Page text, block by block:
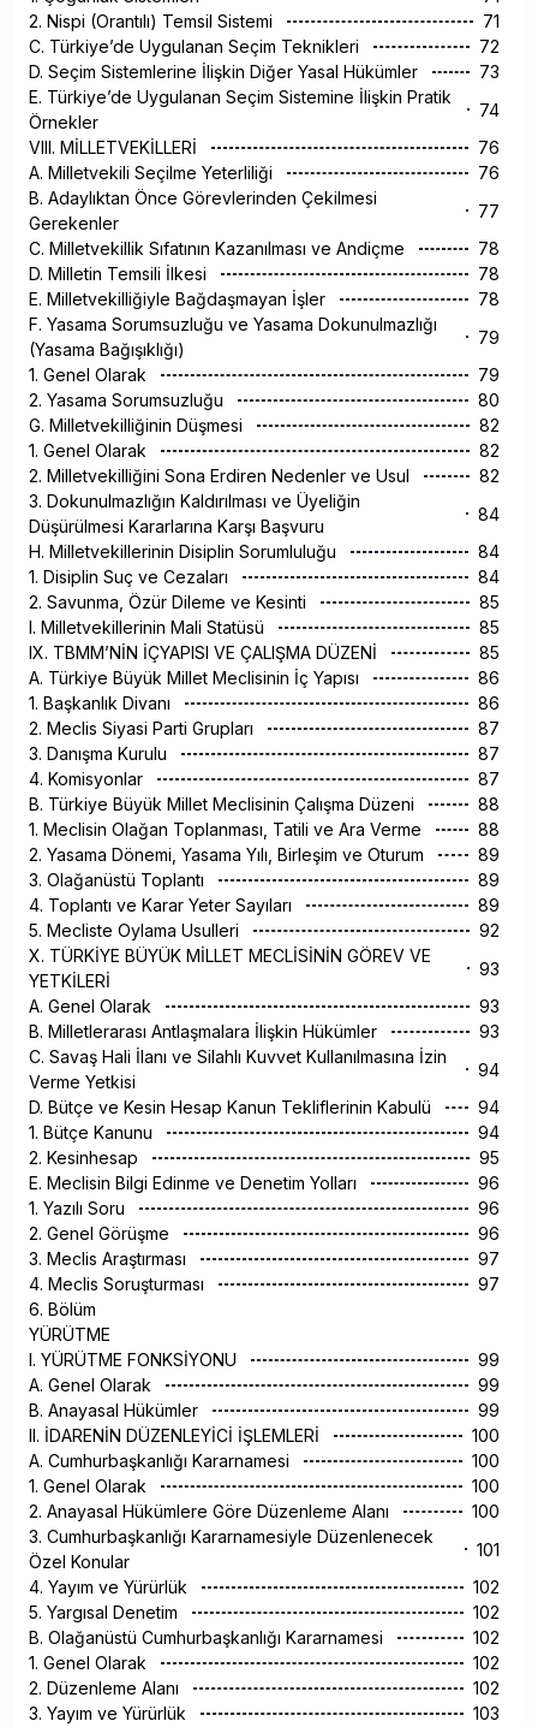
2. Nispi (Orantılı) Temsil Sistemi
71
C. Türkiye’de Uygulanan Seçim Teknikleri
72
D. Seçim Sistemlerine İlişkin Diğer Yasal Hükümler
73
E. Türkiye’de Uygulanan Seçim Sistemine İlişkin Pratik
Örnekler
74
VIII. MİLLETVEKİLLERİ
76
A. Milletvekili Seçilme Yeterliliği
76
B. Adaylıktan Önce Görevlerinden Çekilmesi
Gerekenler
77
C. Milletvekillik Sıfatının Kazanılması ve Andiçme
78
D. Milletin Temsili İlkesi
78
E. Milletvekilliğiyle Bağdaşmayan İşler
78
F. Yasama Sorumsuzluğu ve Yasama Dokunulmazlığı
(Yasama Bağışıklığı)
79
1. Genel Olarak
79
2. Yasama Sorumsuzluğu
80
G. Milletvekilliğinin Düşmesi
82
1. Genel Olarak
82
2. Milletvekilliğini Sona Erdiren Nedenler ve Usul
82
3. Dokunulmazlığın Kaldırılması ve Üyeliğin
Düşürülmesi Kararlarına Karşı Başvuru
84
H. Milletvekillerinin Disiplin Sorumluluğu
84
1. Disiplin Suç ve Cezaları
84
2. Savunma, Özür Dileme ve Kesinti
85
I. Milletvekillerinin Mali Statüsü
85
IX. TBMM’NİN İÇYAPISI VE ÇALIŞMA DÜZENİ
85
A. Türkiye Büyük Millet Meclisinin İç Yapısı
86
1. Başkanlık Divanı
86
2. Meclis Siyasi Parti Grupları
87
3. Danışma Kurulu
87
4. Komisyonlar
87
B. Türkiye Büyük Millet Meclisinin Çalışma Düzeni
88
1. Meclisin Olağan Toplanması, Tatili ve Ara Verme
88
2. Yasama Dönemi, Yasama Yılı, Birleşim ve Oturum
89
3. Olağanüstü Toplantı
89
4. Toplantı ve Karar Yeter Sayıları
89
5. Mecliste Oylama Usulleri
92
X. TÜRKİYE BÜYÜK MİLLET MECLİSİNİN GÖREV VE
YETKİLERİ
93
A. Genel Olarak
93
B. Milletlerarası Antlaşmalara İlişkin Hükümler
93
C. Savaş Hali İlanı ve Silahlı Kuvvet Kullanılmasına İzin
Verme Yetkisi
94
D. Bütçe ve Kesin Hesap Kanun Tekliflerinin Kabulü
94
1. Bütçe Kanunu
94
2. Kesinhesap
95
E. Meclisin Bilgi Edinme ve Denetim Yolları
96
1. Yazılı Soru
96
2. Genel Görüşme
96
3. Meclis Araştırması
97
4. Meclis Soruşturması
97
6. Bölüm
YÜRÜTME
I. YÜRÜTME FONKSİYONU
99
A. Genel Olarak
99
B. Anayasal Hükümler
99
II. İDARENİN DÜZENLEYİCİ İŞLEMLERİ
100
A. Cumhurbaşkanlığı Kararnamesi
100
1. Genel Olarak
100
2. Anayasal Hükümlere Göre Düzenleme Alanı
100
3. Cumhurbaşkanlığı Kararnamesiyle Düzenlenecek
Özel Konular
101
4. Yayım ve Yürürlük
102
5. Yargısal Denetim
102
B. Olağanüstü Cumhurbaşkanlığı Kararnamesi
102
1. Genel Olarak
102
2. Düzenleme Alanı
102
3. Yayım ve Yürürlük
103